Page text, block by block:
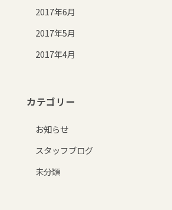
2017年6月
2017年5月
2017年4月
カテゴリー
お知らせ
スタッフブログ
未分類